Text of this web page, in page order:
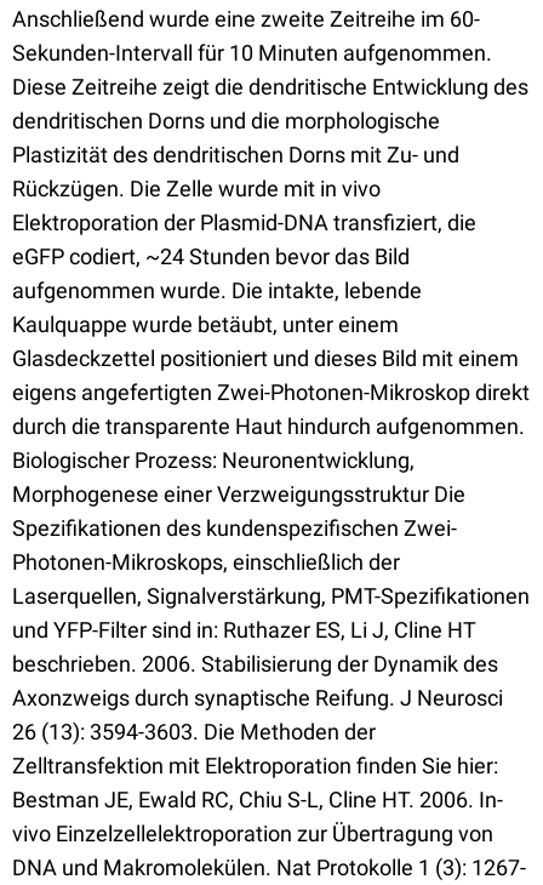
Anschließend wurde eine zweite Zeitreihe im 60-
Sekunden-Intervall für 10 Minuten aufgenommen.
Diese Zeitreihe zeigt die dendritische Entwicklung des
dendritischen Dorns und die morphologische
Plastizität des dendritischen Dorns mit Zu- und
Rückzügen. Die Zelle wurde mit in vivo
Elektroporation der Plasmid-DNA transfiziert, die
eGFP codiert, ~24 Stunden bevor das Bild
aufgenommen wurde. Die intakte, lebende
Kaulquappe wurde betäubt, unter einem
Glasdeckzettel positioniert und dieses Bild mit einem
eigens angefertigten Zwei-Photonen-Mikroskop direkt
durch die transparente Haut hindurch aufgenommen.
Biologischer Prozess: Neuronentwicklung,
Morphogenese einer Verzweigungsstruktur Die
Spezifikationen des kundenspezifischen Zwei-
Photonen-Mikroskops, einschließlich der
Laserquellen, Signalverstärkung, PMT-Spezifikationen
und YFP-Filter sind in: Ruthazer ES, Li J, Cline HT
beschrieben. 2006. Stabilisierung der Dynamik des
Axonzweigs durch synaptische Reifung. J Neurosci
26 (13): 3594-3603. Die Methoden der
Zelltransfektion mit Elektroporation finden Sie hier:
Bestman JE, Ewald RC, Chiu S-L, Cline HT. 2006. In-
vivo Einzelzellelektroporation zur Übertragung von
DNA und Makromolekülen. Nat Protokolle 1 (3): 1267-